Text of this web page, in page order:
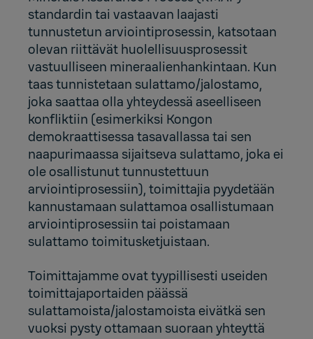
standardin tai vastaavan laajasti
tunnustetun arviointiprosessin, katsotaan
olevan riittävät huolellisuusprosessit
vastuulliseen mineraalienhankintaan. Kun
taas tunnistetaan sulattamo/jalostamo,
joka saattaa olla yhteydessä aseelliseen
konfliktiin (esimerkiksi Kongon
demokraattisessa tasavallassa tai sen
naapurimaassa sijaitseva sulattamo, joka ei
ole osallistunut tunnustettuun
arviointiprosessiin), toimittajia pyydetään
kannustamaan sulattamoa osallistumaan
arviointiprosessiin tai poistamaan
sulattamo toimitusketjuistaan.
Toimittajamme ovat tyypillisesti useiden
toimittajaportaiden päässä
sulattamoista/jalostamoista eivätkä sen
vuoksi pysty ottamaan suoraan yhteyttä